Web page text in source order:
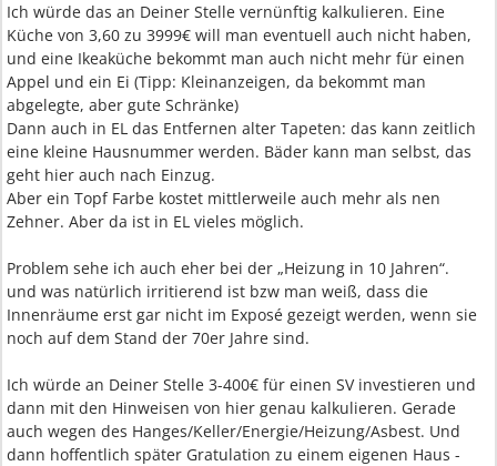
Ich würde das an Deiner Stelle vernünftig kalkulieren. Eine
Küche von 3,60 zu 3999€ will man eventuell auch nicht haben,
und eine Ikeaküche bekommt man auch nicht mehr für einen
Appel und ein Ei (Tipp: Kleinanzeigen, da bekommt man
abgelegte, aber gute Schränke)
Dann auch in EL das Entfernen alter Tapeten: das kann zeitlich
eine kleine Hausnummer werden. Bäder kann man selbst, das
geht hier auch nach Einzug.
Aber ein Topf Farbe kostet mittlerweile auch mehr als nen
Zehner. Aber da ist in EL vieles möglich.
Problem sehe ich auch eher bei der „Heizung in 10 Jahren“.
und was natürlich irritierend ist bzw man weiß, dass die
Innenräume erst gar nicht im Exposé gezeigt werden, wenn sie
noch auf dem Stand der 70er Jahre sind.
Ich würde an Deiner Stelle 3-400€ für einen SV investieren und
dann mit den Hinweisen von hier genau kalkulieren. Gerade
auch wegen des Hanges/Keller/Energie/Heizung/Asbest. Und
dann hoffentlich später Gratulation zu einem eigenen Haus -